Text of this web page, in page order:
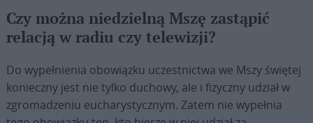
Czy można niedzielną Mszę zastąpić
relacją w radiu czy telewizji?
Do wypełnienia obowiązku uczestnictwa we Mszy świętej
konieczny jest nie tylko duchowy, ale i fizyczny udział w
zgromadzeniu eucharystycznym. Zatem nie wypełnia